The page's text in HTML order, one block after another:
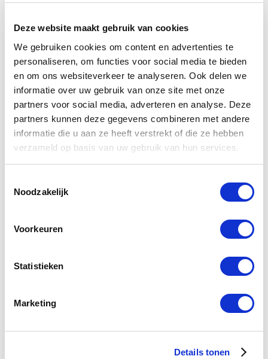
Deze website maakt gebruik van cookies
We gebruiken cookies om content en advertenties te
personaliseren, om functies voor social media te bieden
en om ons websiteverkeer te analyseren. Ook delen we
informatie over uw gebruik van onze site met onze
partners voor social media, adverteren en analyse. Deze
partners kunnen deze gegevens combineren met andere
informatie die u aan ze heeft verstrekt of die ze hebben
verzameld op basis van uw gebruik van hun services.
Noodzakelijk
Voorkeuren
Statistieken
Marketing
Details tonen
60x47x5 cm 1 kraangat
bespaart
€ 199,00
Levertijd: 1-2 werkdagen
Bekijk product